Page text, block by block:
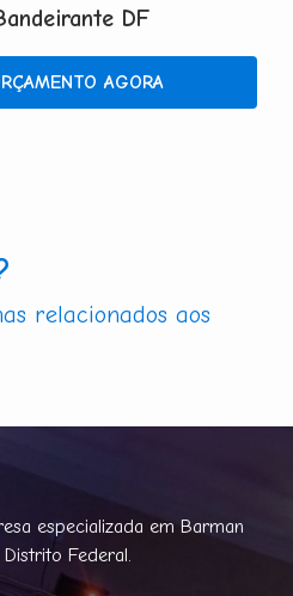
DF
AGORA
relacionados aos
especializada em Barman
Federal.